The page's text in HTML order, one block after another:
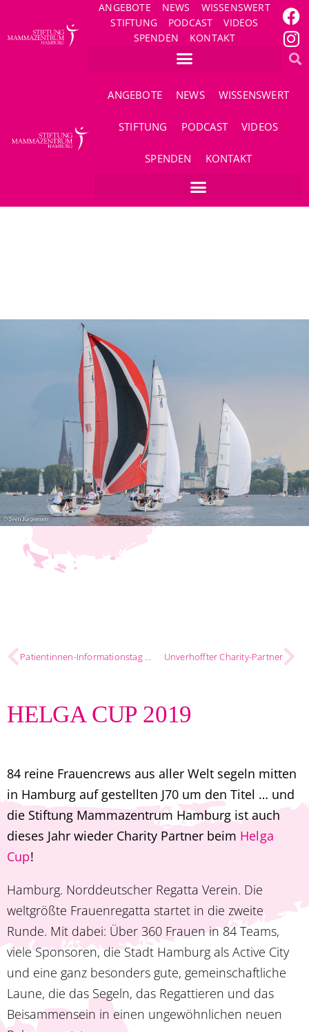
ANGEBOTE NEWS
WISSENSWERT
STIFTUNG
PODCAST
VIDEOS
SPENDEN
KONTAKT
ANGEBOTE NEWS WISSENSWERT
STIFTUNG PODCAST VIDEOS
SPENDEN KONTAKT
Patientinnen-Informationstag 2019 Unverhoffter Charity-Partner
HELGA CUP 2019
84 reine Frauencrews aus aller Welt segeln mitten
in Hamburg auf gestellten J70 um den Titel … und
die Stiftung Mammazentrum Hamburg ist auch
dieses Jahr wieder Charity Partner beim Helga
Cup!
Hamburg. Norddeutscher Regatta Verein. Die
weltgrößte Frauenregatta startet in die zweite
Runde. Mit dabei: Über 360 Frauen in 84 Teams,
viele Sponsoren, die Stadt Hamburg als Active City
und eine ganz besonders gute, gemeinschaftliche
Laune, die das Segeln, das Regattieren und das
Beisammensein in einen ungewöhnlichen neuen